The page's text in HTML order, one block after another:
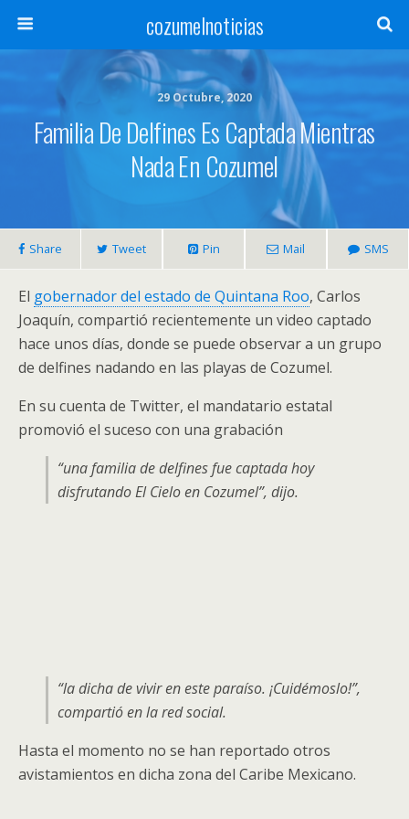
cozumelnoticias
29 Octubre, 2020
Familia De Delfines Es Captada Mientras
Nada En Cozumel
Share Tweet Pin Mail SMS
El gobernador del estado de Quintana Roo, Carlos
Joaquín, compartió recientemente un video captado
hace unos días, donde se puede observar a un grupo
de delfines nadando en las playas de Cozumel.
En su cuenta de Twitter, el mandatario estatal
promovió el suceso con una grabación
“una familia de delfines fue captada hoy
disfrutando El Cielo en Cozumel”, dijo.
“la dicha de vivir en este paraíso. ¡Cuidémoslo!”,
compartió en la red social.
Hasta el momento no se han reportado otros
avistamientos en dicha zona del Caribe Mexicano.